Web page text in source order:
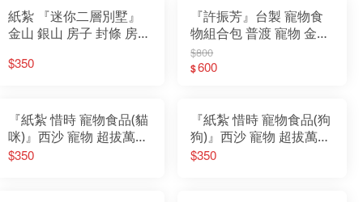
紙紮 『迷你二層別墅』
金山 銀山 房子 封條 房契
紙紮屋 紙厝 紙紮 往生用
$350
『許振芳』台製 寵物食
物組合包 普渡 寵物 金紙
紙紮 狗
$800
$600
『紙紮 惜時 寵物食品(貓
咪)』西沙 寵物 超拔萬物
動物往生 金紙 紙紮 罐頭
$350
『紙紮 惜時 寵物食品(狗
狗)』西沙 寵物 超拔萬物
動物往生 金紙 紙紮 罐頭
$350